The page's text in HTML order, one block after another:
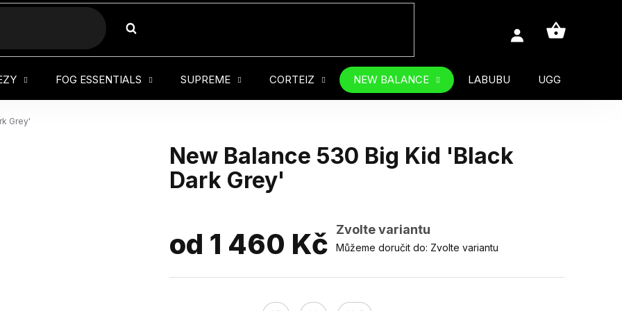
HLEDAT
FOG ESSENTIALS SUPREME CORTEIZ NEW BALANCE LABUBU UGG
Grey'
New Balance 530 Big Kid 'Black
Dark Grey'
od 1 460 Kč Zvolte variantu
Můžeme doručit do: Zvolte variantu